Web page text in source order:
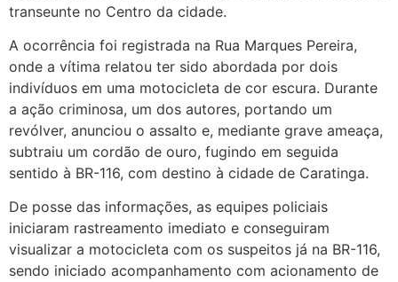
transeunte no Centro da cidade.
A ocorrência foi registrada na Rua Marques Pereira,
onde a vítima relatou ter sido abordada por dois
indivíduos em uma motocicleta de cor escura. Durante
a ação criminosa, um dos autores, portando um
revólver, anunciou o assalto e, mediante grave ameaça,
subtraiu um cordão de ouro, fugindo em seguida
sentido à BR-116, com destino à cidade de Caratinga.
De posse das informações, as equipes policiais
iniciaram rastreamento imediato e conseguiram
visualizar a motocicleta com os suspeitos já na BR-116,
sendo iniciado acompanhamento com acionamento de